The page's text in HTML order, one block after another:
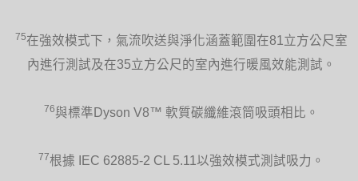
75在強效模式下，氣流吹送與淨化涵蓋範圍在81立方公尺室
內進行測試及在35立方公尺的室內進行暖風效能測試。
76與標準Dyson V8™ 軟質碳纖維滾筒吸頭相比。
77根據 IEC 62885-2 CL 5.11以強效模式測試吸力。